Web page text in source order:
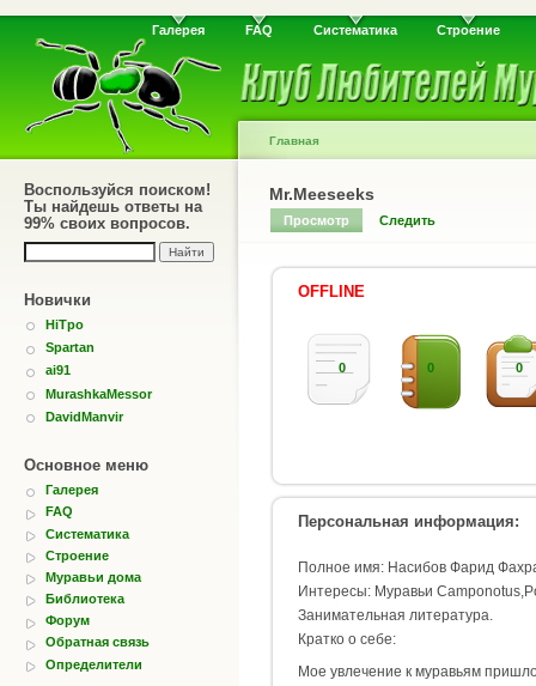
Галерея FAQ Систематика Строение
Воспользуйся поиском!
Ты найдешь ответы на
99% своих вопросов.
Новички
HiTpo
Spartan
ai91
MurashkaMessor
DavidManvir
Основное меню
Галерея
FAQ
Систематика
Строение
Муравьи дома
Библиотека
Форум
Обратная связь
Определители
Главная
Mr.Meeseeks
Просмотр Следить
OFFLINE
0 0 0
Персональная информация:
Полное имя: Насибов Фарид
Интересы: Муравьи
Занимательная литература.
Кратко о себе:
Мое увлечение к муравьям